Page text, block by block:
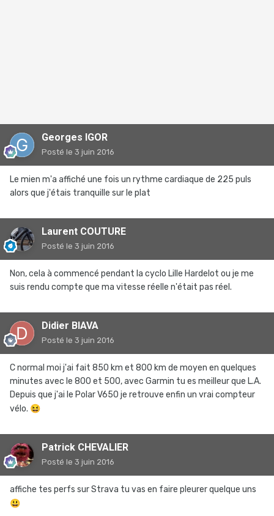
Georges IGOR
Posté le 3 juin 2016
Le mien m'a affiché une fois un rythme cardiaque de 225 puls
alors que j'étais tranquille sur le plat
Laurent COUTURE
Posté le 3 juin 2016
Non, cela à commencé pendant la cyclo Lille Hardelot ou je me
suis rendu compte que ma vitesse réelle n'était pas réel.
Didier BIAVA
Posté le 3 juin 2016
C normal moi j'ai fait 850 km et 800 km de moyen en quelques
minutes avec le 800 et 500, avec Garmin tu es meilleur que L.A.
Depuis que j'ai le Polar V650 je retrouve enfin un vrai compteur
vélo. 😆
Patrick CHEVALIER
Posté le 3 juin 2016
affiche tes perfs sur Strava tu vas en faire pleurer quelque uns
😃